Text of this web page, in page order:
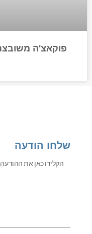
פוקאצ'ה
שלחו הודעה